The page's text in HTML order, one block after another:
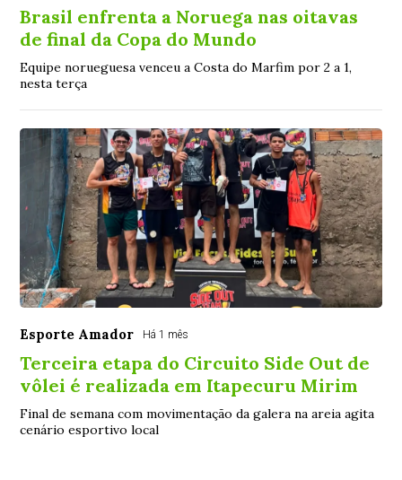
Brasil enfrenta a Noruega nas oitavas
de final da Copa do Mundo
Equipe norueguesa venceu a Costa do Marfim por 2 a 1,
nesta terça
Esporte Amador Há 1 mês
Terceira etapa do Circuito Side Out de
vôlei é realizada em Itapecuru Mirim
Final de semana com movimentação da galera na areia agita
cenário esportivo local